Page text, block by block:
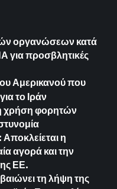
οργανώσεων κατά
για προσβλητικές
Αμερικανού που
το Ιράν
χρήση φορητών
η
αγορά και την
ΕΕ.
τη λήψη της